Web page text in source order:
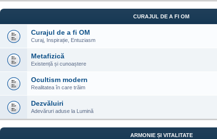
CURAJUL DE A FI OM
Curajul de a fi OM
Curaj, Inspirație, Entuziasm
Metafizică
Existență și cunoaștere
Ocultism modern
Realitatea în care trăim
Dezvăluiri
Adevăruri aduse la Lumină
ARMONIE ȘI VITALITATE